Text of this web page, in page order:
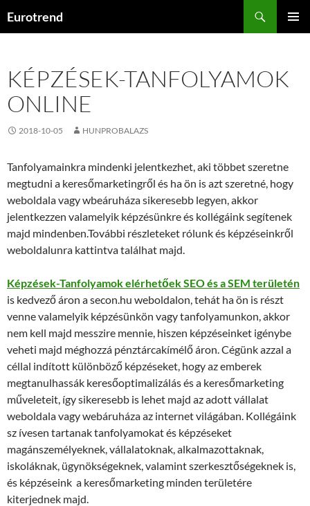
Eurotrend
KÉPZÉSEK-TANFOLYAMOK
ONLINE
2018-10-05 HUNPROBALAZS
Tanfolyamainkra mindenki jelentkezhet, aki többet szeretne
megtudni a keresőmarketingről és ha ön is azt szeretné, hogy
weboldala vagy wbeáruháza sikeresebb legyen, akkor
jelentkezzen valamelyik képzésünkre és kollégáink segítenek
majd mindenben.További részleteket rólunk és képzéseinkről
weboldalunra kattintva találhat majd.
Képzések-Tanfolyamok elérhetőek SEO és a SEM területén
is kedvező áron a secon.hu weboldalon, tehát ha ön is részt
venne valamelyik képzésünkön vagy tanfolyamunkon, akkor
nem kell majd messzire mennie, hiszen képzéseinket igénybe
veheti majd méghozzá pénztárcakímélő áron. Cégünk azzal a
céllal indított különböző képzéseket, hogy az emberek
megtanulhassák keresőoptimalizálás és a keresőmarketing
műveleteit, így sikeresebb is lehet majd az adott vállalat
weboldala vagy webáruháza az internet világában. Kollégáink
sz ívesen tartanak tanfolyamokat és képzéseket
magánszemélyeknek, vállalatoknak, alkalmazottaknak,
iskoláknak, ügynökségeknek, valamint szerkesztőségeknek is,
és képzéseink a keresőmarketing minden területére
kiterjednek majd.